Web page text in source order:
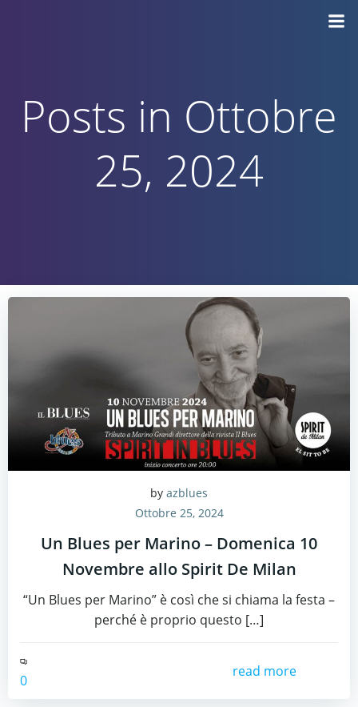
Posts in Ottobre
25, 2024
by azblues
Ottobre 25, 2024
Un Blues per Marino – Domenica 10
Novembre allo Spirit De Milan
“Un Blues per Marino” è così che si chiama la festa –
perché è proprio questo […]
0
read more